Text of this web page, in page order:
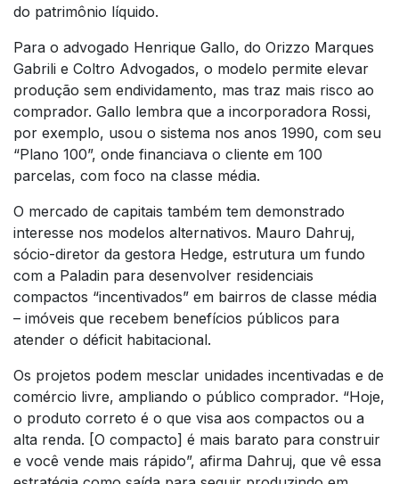
do patrimônio líquido.
Para o advogado Henrique Gallo, do Orizzo Marques
Gabrili e Coltro Advogados, o modelo permite elevar
produção sem endividamento, mas traz mais risco ao
comprador. Gallo lembra que a incorporadora Rossi,
por exemplo, usou o sistema nos anos 1990, com seu
“Plano 100”, onde financiava o cliente em 100
parcelas, com foco na classe média.
O mercado de capitais também tem demonstrado
interesse nos modelos alternativos. Mauro Dahruj,
sócio-diretor da gestora Hedge, estrutura um fundo
com a Paladin para desenvolver residenciais
compactos “incentivados” em bairros de classe média
– imóveis que recebem benefícios públicos para
atender o déficit habitacional.
Os projetos podem mesclar unidades incentivadas e de
comércio livre, ampliando o público comprador. “Hoje,
o produto correto é o que visa aos compactos ou a
alta renda. [O compacto] é mais barato para construir
e você vende mais rápido”, afirma Dahruj, que vê essa